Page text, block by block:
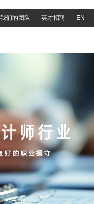
我们的团队 英才招聘 EN